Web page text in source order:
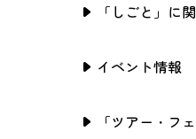
「しごと」に
イベント情報
「ツアー・フ